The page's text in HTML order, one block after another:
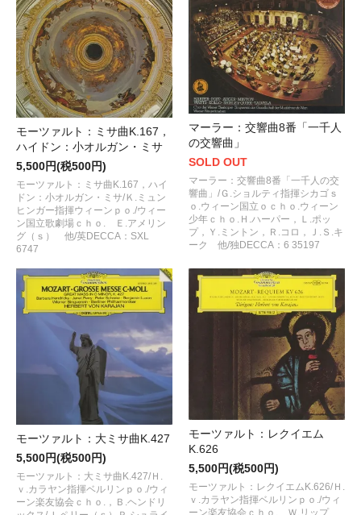
モーツァルト：ミサ曲K.167，
ハイドン：小オルガン・ミサ
5,500円(税500円)
モーツァルト：ミサ曲K.167，ハイ
ドン：小オルガン・ミサ/Ｋ.ミュン
ヒンガー指揮ウィーンｐｏ./ウィー
ン国立歌劇場ｃｈｏ. Ｅ.アメリン
グ（ｓ） 他/英DECCA：SXL
6747
マーラー：交響曲8番「一千人
の交響曲」
SOLD OUT
マーラー：交響曲8番「一千人の交
響曲」/Ｇ.ショルティ指揮シカゴｓ
ｏ.ウィーン国立ｏｃｈｏ.ウィーン
少年ｃｈｏ.Ｈ.ハーパー，Ｌ.ポッ
プ，Ｙ.ミントン，Ｒ.コロ，Ｊ.Ｓ.キ
ーク 他/独DECCA：6 35197
モーツァルト：大ミサ曲K.427
5,500円(税500円)
モーツァルト：大ミサ曲K.427/Ｈ.
ｖ.カラヤン指揮ベルリンｐｏ./ウィ
ーン楽友協会ｃｈｏ.，Ｂ.ヘンドリ
モーツァルト：レクイエム
K.626
5,500円(税500円)
モーツァルト：レクイエムK.626/Ｈ.
ｖ.カラヤン指揮ベルリンｐｏ./ウィ